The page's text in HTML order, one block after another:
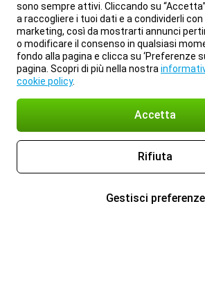
sono sempre attivi. Cliccando su
a raccogliere i tuoi dati e a condividerli
marketing, così da mostrarti annunci
o modificare il consenso in qualsiasi
fondo alla pagina e clicca su ‘Preferenze
pagina. Scopri di più nella nostra
cookie policy.
Accetta
Rifiuta
Gestisci preferenze